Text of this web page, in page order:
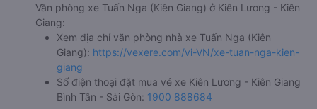
Văn phòng xe Tuấn Nga (Kiên Giang) ở Kiên Lương - Kiên
Giang:
Xem địa chỉ văn phòng nhà xe Tuấn Nga (Kiên
Giang): https://vexere.com/vi-VN/xe-tuan-nga-kien-
giang
Số điện thoại đặt mua vé xe Kiên Lương - Kiên Giang
Bình Tân - Sài Gòn: 1900 888684